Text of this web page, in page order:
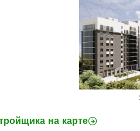
на карте